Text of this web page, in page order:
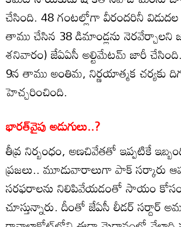
చేసింది. 48 గంటల్లోగా వీరందరినీ
తాము చేసిన 38 డిమాండ్లను నెరవేర్చాలని
శనివారం) జేఏఏసీ అల్టిమేటమ్‌ జారీ
9న తాము అంతిమ, నిర్ణయాత్మక చర్యకు
హెచ్చరించింది.
భారత్‌వైపు అడుగులు..?
తీవ్ర నిర్బంధం, అణచివేతతో ఇప్పటికే
ప్రజలు.. మూడువారాలుగా పాక్‌ సర్కారు
సరఫరాలను నిలిపివేయడంతో సాయం
చూస్తున్నారు. దీంతో జేఏసీ లీడర్‌ సర్దార్‌